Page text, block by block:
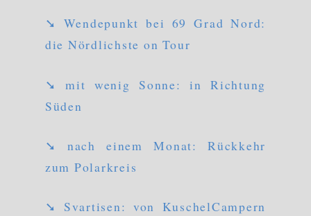
➘ Wendepunkt bei 69 Grad Nord:
die Nördlichste on Tour
➘ mit wenig Sonne: in Richtung
Süden
➘ nach einem Monat: Rückkehr
zum Polarkreis
➘ Svartisen: von KuschelCampern